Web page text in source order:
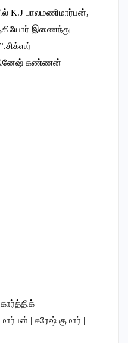
K.J பாலமணிமார்பன்,
ஆகியோர் இணைந்து
தினேஷ் கண்ணன்
| சுரேஷ் குமார் |